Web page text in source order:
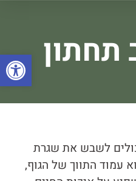
פתח תחתון
לשבש את שגרת
עמוד התווך של הגוף,